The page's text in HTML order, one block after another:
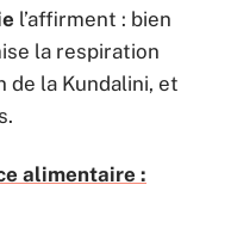
l’affirment : bien
la respiration
de la Kundalini, et
alimentaire :